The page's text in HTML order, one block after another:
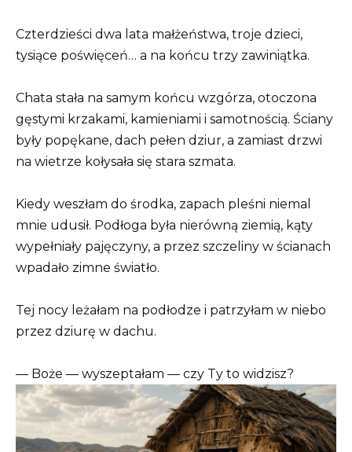
Czterdzieści dwa lata małżeństwa, troje dzieci,
tysiące poświęceń… a na końcu trzy zawiniątka.
Chata stała na samym końcu wzgórza, otoczona
gęstymi krzakami, kamieniami i samotnością. Ściany
były popękane, dach pełen dziur, a zamiast drzwi
na wietrze kołysała się stara szmata.
Kiedy weszłam do środka, zapach pleśni niemal
mnie udusił. Podłoga była nierówną ziemią, kąty
wypełniały pajęczyny, a przez szczeliny w ścianach
wpadało zimne światło.
Tej nocy leżałam na podłodze i patrzyłam w niebo
przez dziurę w dachu.
— Boże — wyszeptałam — czy Ty to widzisz?